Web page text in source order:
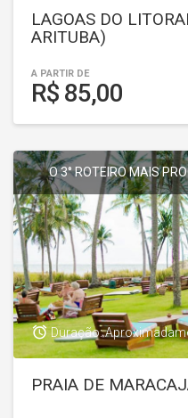
LAGOAS DO
ARITUBA)
A PARTIR DE
R$ 85,00
O 3° ROTEIRO MAIS
access_alarmDuração:
PRAIA DE